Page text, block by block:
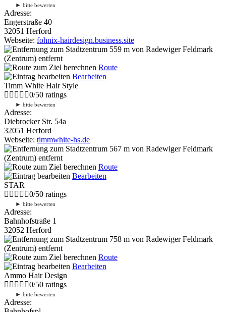
► bitte bewerten
Adresse:
Engerstraße 40
32051 Herford
Webseite: fohnix-hairdesign.business.site
559 m von Radewiger Feldmark
(Zentrum) entfernt
Route
Bearbeiten
Timm White Hair Style
0/50 ratings
► bitte bewerten
Adresse:
Diebrocker Str. 54a
32051 Herford
Webseite: timmwhite-hs.de
567 m von Radewiger Feldmark
(Zentrum) entfernt
Route
Bearbeiten
STAR
0/50 ratings
► bitte bewerten
Adresse:
Bahnhofstraße 1
32052 Herford
758 m von Radewiger Feldmark
(Zentrum) entfernt
Route
Bearbeiten
Ammo Hair Design
0/50 ratings
► bitte bewerten
Adresse: